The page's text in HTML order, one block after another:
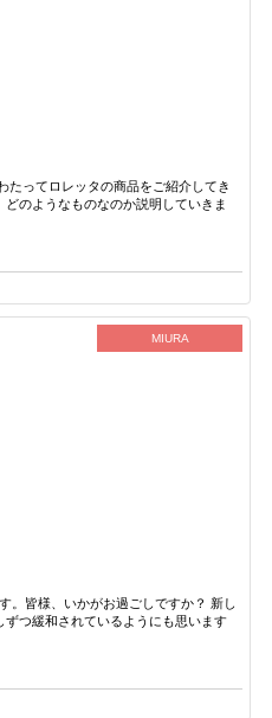
たってロレッタの商品をご紹介してき
のようなものなのか説明していきま
MIURA
。皆様、いかがお過ごしですか？ 新し
つ緩和されているようにも思います